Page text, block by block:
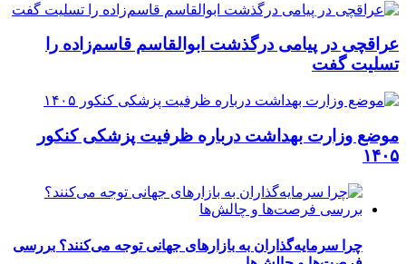
عراقچی در پیامی درگذشت ابوالقاسم قاسم‌زاده را
تسلیت گفت
موضع وزارت بهداشت درباره ظرفیت پزشکی کنکور
۱۴۰۵
چرا سرمایه‌گذاران به بازارهای جهانی توجه می‌کنند؟ بررسی